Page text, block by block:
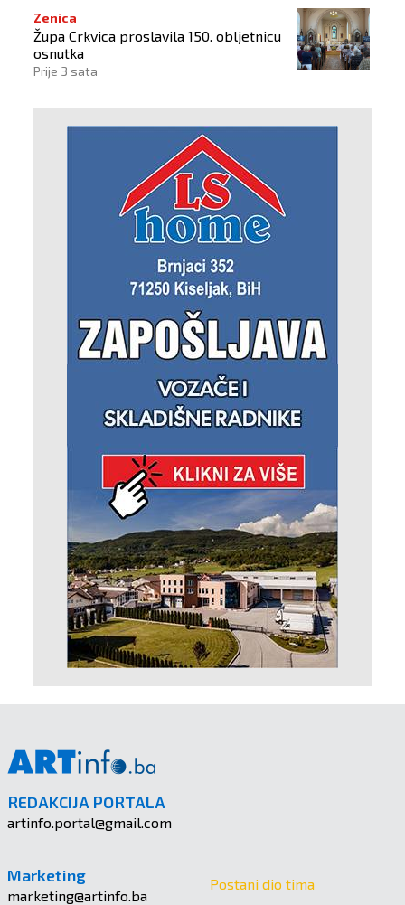
Zenica
Župa Crkvica proslavila 150. obljetnicu
osnutka
Prije 3 sata
REDAKCIJA PORTALA
artinfo.portal@gmail.com
Marketing
marketing@artinfo.ba
Postani dio tima